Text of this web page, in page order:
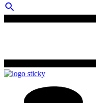
search